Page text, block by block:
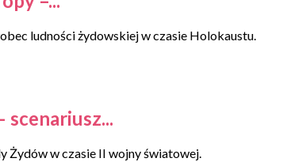
ludności żydowskiej w czasie Holokaustu.
Żydów w czasie II wojny światowej.